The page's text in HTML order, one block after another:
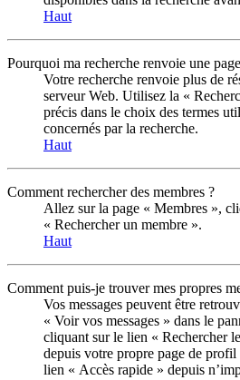
Haut
Pourquoi ma recherche renvoie une
Votre recherche renvoie plus de
serveur Web. Utilisez la «
précis dans le choix des termes
concernés par la recherche.
Haut
Comment rechercher des membres ?
Allez sur la page « Membres »,
« Rechercher un membre ».
Haut
Comment puis-je trouver mes propres
Vos messages peuvent être
« Voir vos messages » dans le
cliquant sur le lien « Rechercher
depuis votre propre page de
lien « Accès rapide » depuis